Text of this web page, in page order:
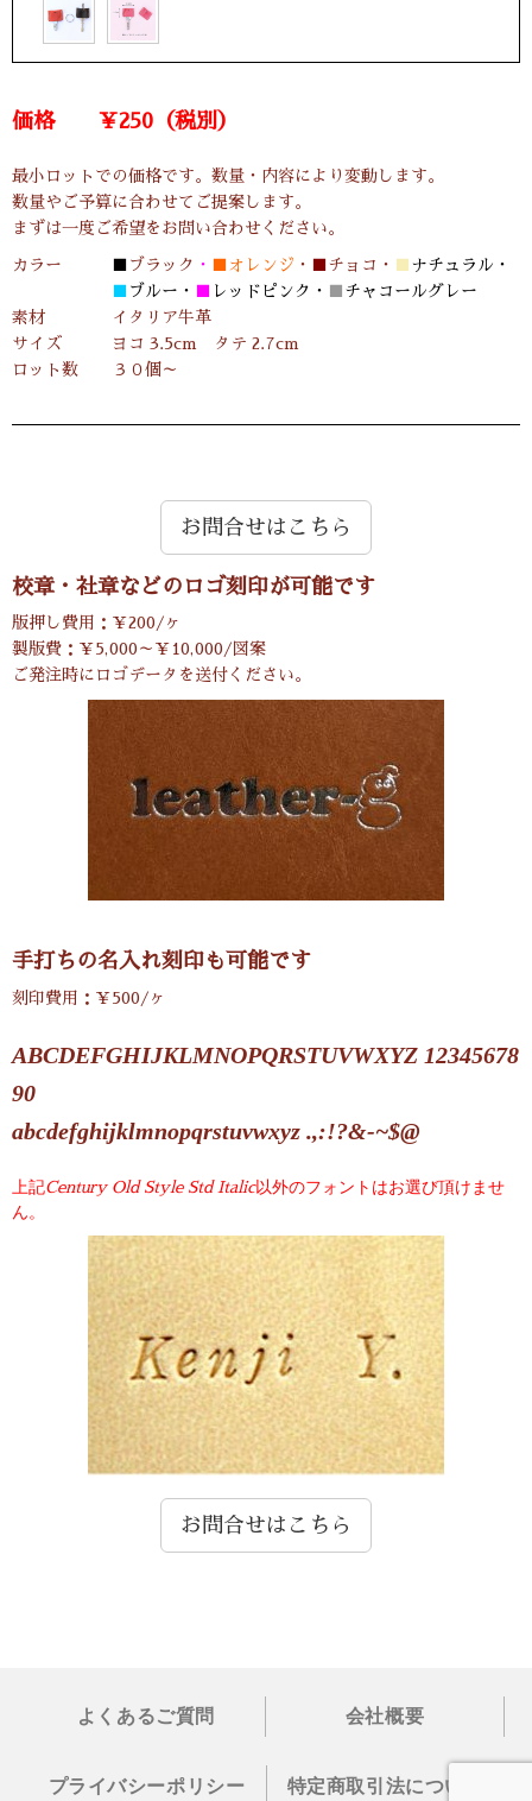
価格 ￥250（税別）
最小ロットでの価格です。数量・内容により変動します。
数量やご予算に合わせてご提案します。
まずは一度ご希望をお問い合わせください。
カラー ブラック ・ ■オレンジ ・ チョコ・
ナチュラル・
ブルー・ レッドピンク・
チャコールグレー
素材 イタリア牛革
サイズ ヨコ 3.5cm タテ 2.7cm
ロット数 ３０個～
お問合せはこちら
校章・社章などのロゴ刻印が可能です
版押し費用：￥200/ヶ
製版費：￥5,000～￥10,000/図案
ご発注時にロゴデータを送付ください。
手打ちの名入れ刻印も可能です
刻印費用：￥500/ヶ
ABCDEFGHIJKLMNOPQRSTUVWXYZ 12345678
90
abcdefghijklmnopqrstuvwxyz .,:!?&-~$@
上記Century Old Style Std Italic以外のフォントはお選び頂けませ
ん。
お問合せはこちら
よくあるご質問 会社概要
プライバシーポリシー 特定商取引法について